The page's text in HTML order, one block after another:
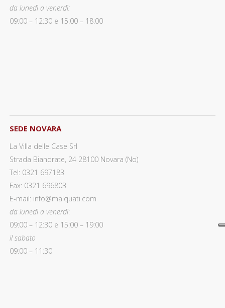
da lunedì a venerdì:
09:00 – 12:30 e 15:00 – 18:00
SEDE NOVARA
La Villa delle Case Srl
Strada Biandrate, 24 28100 Novara (No)
Tel: 0321 697183
Fax: 0321 696803
E-mail: info@malquati.com
da lunedì a venerdì:
09:00 – 12:30 e 15:00 – 19:00
il sabato
09:00 – 11:30